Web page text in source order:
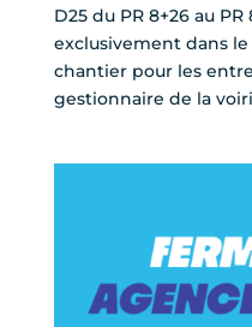
D25 du PR 8+26 au PR
exclusivement dans
chantier pour les
gestionnaire de la